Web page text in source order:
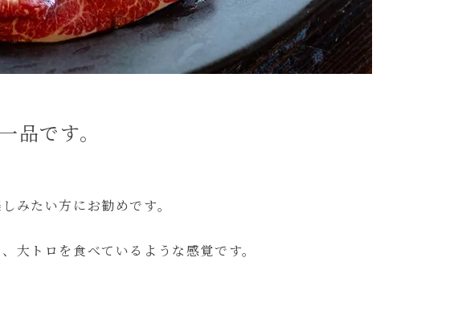
品です。
みたい方にお勧めです。
大トロを食べているような感覚です。